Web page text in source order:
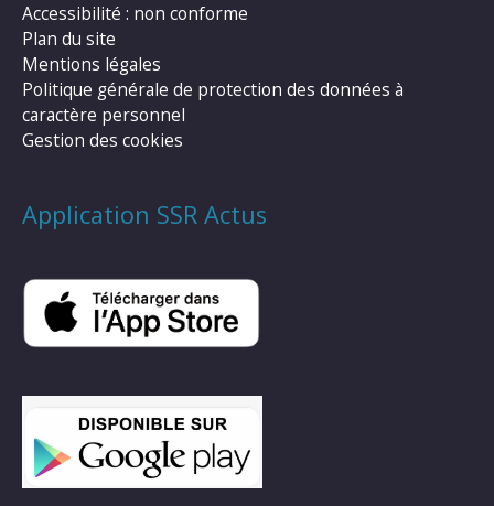
Accessibilité : non conforme
Plan du site
Mentions légales
Politique générale de protection des données à
caractère personnel
Gestion des cookies
Application SSR Actus